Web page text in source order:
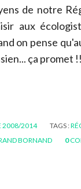
de notre
aux
on pense
ça promet
2008/2014 TAGS :
BORNAND 0